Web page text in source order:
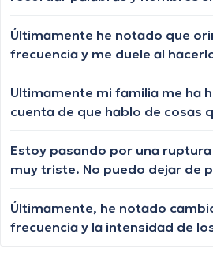
calidad de vida. ¿Podrían
mejor esto? Muchas gracias.
con algo más que el estrés?
Últimamente he notado que
frecuencia y me duele al
sea algo más serio como una
Ultimamente mi familia me ha
cuenta de que hablo de cosas
puedo hacer para esto?
mental. ¿Existen terapias o
Estoy pasando por una
muy triste. No puedo dejar de
Últimamente, he notado
frecuencia y la intensidad de